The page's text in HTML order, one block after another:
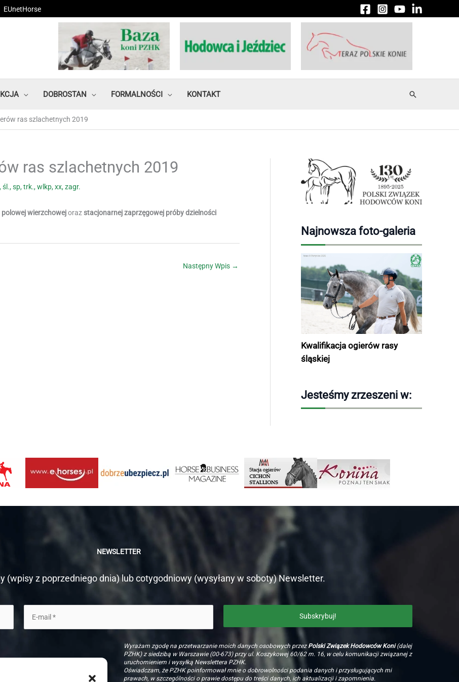
EUnetHorse
DOBROSTAN FORMALNOŚCI KONTAKT Szukaj
ras szlachetnych 2019
ras szlachetnych 2019
,śl.,sp,trk.,wlkp,xx,zagr.
polowej wierzchowejorazstacjonarnej zaprzęgowej próby dzielności
Następny Wpis →
Najnowsza foto-galeria
Kwalifikacja ogierów rasy
śląskiej
Jesteśmy zrzeszeni w:
NEWSLETTER
(wpisy z poprzedniego dnia) lub cotygodniowy (wysyłany w soboty) Newsletter.
Wyrażam zgodę na przetwarzanie moich danych osobowych przez Polski Związek Hodowców Koni(dalej
PZHK) z siedzibą w Warszawie (00-673) przy ul. Koszykowej 60/62 m. 16, w celu komunikacji związanej z
uruchomieniem i wysyłką Newslettera PZHK.
Oświadczam, że PZHK poinformował mnie o dobrowolności podania danych i przysługujących mi
prawach, w szczególności o prawie dostępu do treści danych, ich aktualizacji i zapomnienia.